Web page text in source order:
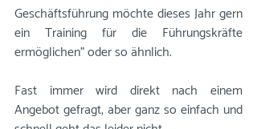
Geschäftsführung möchte dieses Jahr gern
ein Training für die Führungskräfte
ermöglichen" oder so ähnlich.
Fast immer wird direkt nach einem
Angebot gefragt, aber ganz so einfach und